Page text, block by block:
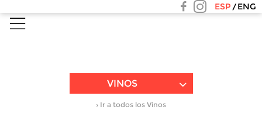
ESP ENG
VINOS
› Ir a todos los Vinos